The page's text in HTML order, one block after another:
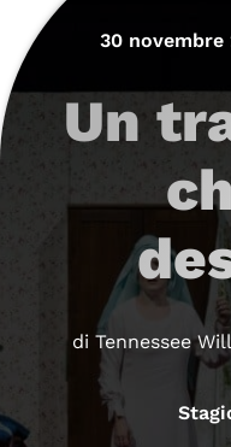
30 novembre
Un
di Tennessee